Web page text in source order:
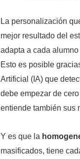
La personalización
mejor resultado del
adapta a cada
Esto es posible
Artificial (IA) que
debe empezar de
entiende también sus
Y es que la
masificados, tiene